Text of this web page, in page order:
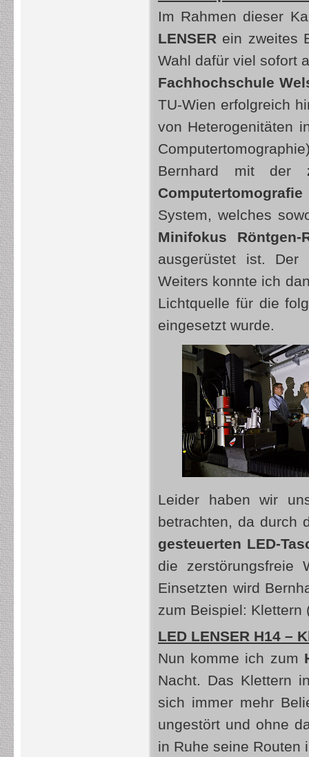
Im Rahmen dieser
LENSER ein zweites
Wahl dafür viel sofort
Fachhochschule
TU-Wien erfolgreich
von Heterogenitäten
Bernhard mit der
Computertomografie
System, welches
Minifokus Röntgen-
ausgerüstet ist. Der
Weiters konnte ich
Lichtquelle für die
eingesetzt wurde.
Leider haben wir
betrachten, da durch
gesteuerten LED-
die zerstörungsfreie
Einsetzten wird
zum Beispiel:
LED LENSER H14 –
Nun komme ich zum
Nacht. Das Klettern
sich immer mehr
ungestört und ohne
in Ruhe seine Routen